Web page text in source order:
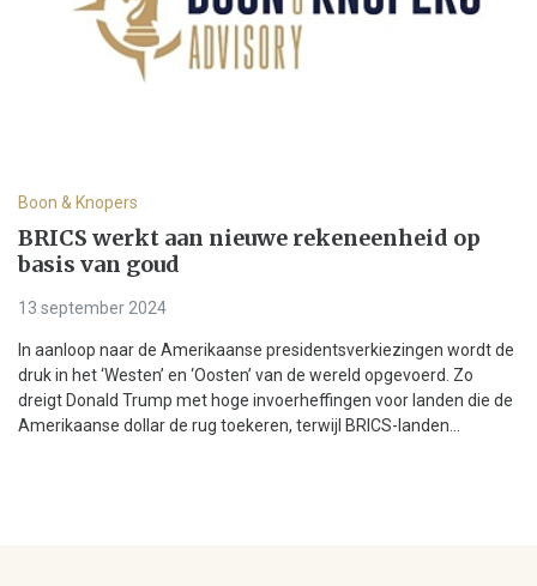
Boon & Knopers
BRICS werkt aan nieuwe rekeneenheid op
basis van goud
13 september 2024
In aanloop naar de Amerikaanse presidentsverkiezingen wordt de
druk in het ‘Westen’ en ‘Oosten’ van de wereld opgevoerd. Zo
dreigt Donald Trump met hoge invoerheffingen voor landen die de
Amerikaanse dollar de rug toekeren, terwijl BRICS-landen...